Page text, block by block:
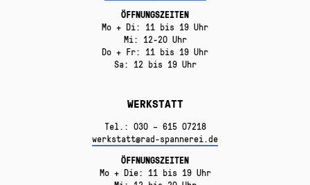
ÖFFNUNGSZEITEN
Mo + Di: 11 bis 19 Uhr
Mi: 12-20 Uhr
Do + Fr: 11 bis 19 Uhr
Sa: 12 bis 19 Uhr
WERKSTATT
Tel.: 030 – 615 07218
werkstatt@rad-spannerei.de
ÖFFNUNGSZEITEN
Mo + Die: 11 bis 19 Uhr